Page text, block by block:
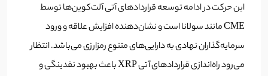
این حرکت در ادامه توسعه قراردادهای آتی آلت‌کوین‌ها توسط
CME مانند سولانا است و نشان‌دهنده افزایش علاقه و ورود
سرمایه‌گذاران نهادی به دارایی‌های متنوع رمزارزی می‌باشد. انتظار
می‌رود راه‌اندازی قراردادهای آتی XRP باعث بهبود نقدینگی و